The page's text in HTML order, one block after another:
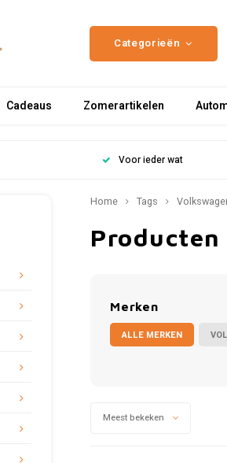
Categorieën
Cadeaus Zomerartikelen
Voor ieder wat
Home Tags
Merken
ALLE MERKEN
Meest bekeken